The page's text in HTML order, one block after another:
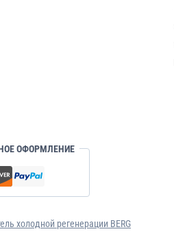
ОФОРМЛЕНИЕ
холодной регенерации BERG